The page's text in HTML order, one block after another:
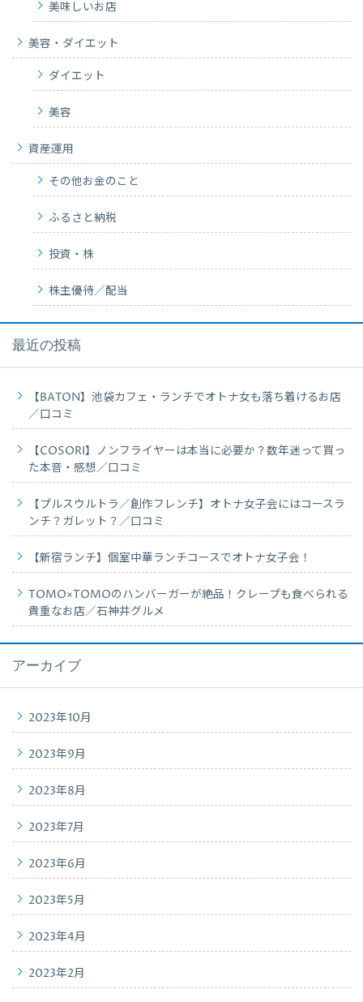
美味しいお店
美容・ダイエット
ダイエット
美容
資産運用
その他お金のこと
ふるさと納税
投資・株
株主優待／配当
最近の投稿
【BATON】池袋カフェ・ランチでオトナ女も落ち着けるお店
／口コミ
【COSORI】ノンフライヤーは本当に必要か？数年迷って買っ
た本音・感想／口コミ
【プルスウルトラ／創作フレンチ】オトナ女子会にはコースラ
ンチ？ガレット？／口コミ
【新宿ランチ】個室中華ランチコースでオトナ女子会！
TOMO×TOMOのハンバーガーが絶品！クレープも食べられる
貴重なお店／石神井グルメ
アーカイブ
2023年10月
2023年9月
2023年8月
2023年7月
2023年6月
2023年5月
2023年4月
2023年2月